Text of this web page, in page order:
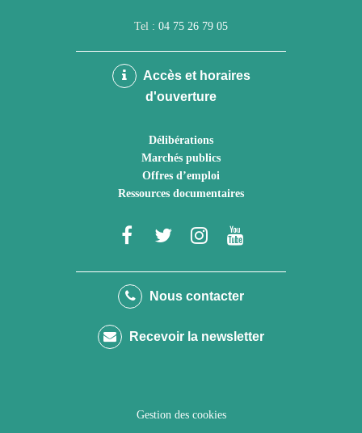
Tel : 04 75 26 79 05
Accès et horaires
d'ouverture
Délibérations
Marchés publics
Offres d’emploi
Ressources documentaires
Lien
le
Facebook
Lien
le
Twitter
Lien
le
Instagram
Youtube
Nous contacter
Recevoir la newsletter
Gestion des cookies